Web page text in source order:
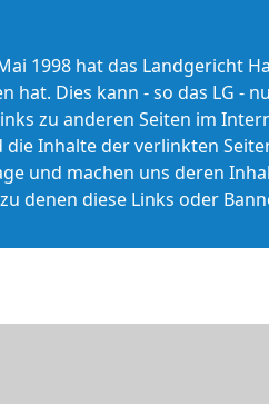
1998 hat das Landgericht
hat. Dies kann - so das LG -
zu anderen Seiten im
Inhalte der verlinkten
und machen uns deren
denen diese Links oder